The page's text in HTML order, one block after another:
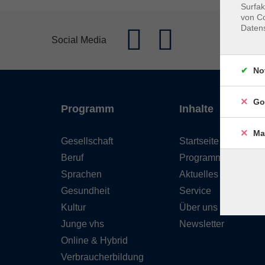
Social Media
Programm
Gesellschaft
Beruf
Sprachen
Gesundheit
Kultur
Junge vhs
Online & Hybrid
Verbraucherbildung
Inhalte
Startseite
Programm
Aktuelles
Service
Über uns
Newsletter
von